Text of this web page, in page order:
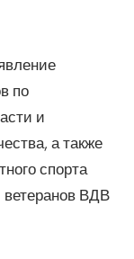
по
и
а также
спорта
ветеранов ВДВ